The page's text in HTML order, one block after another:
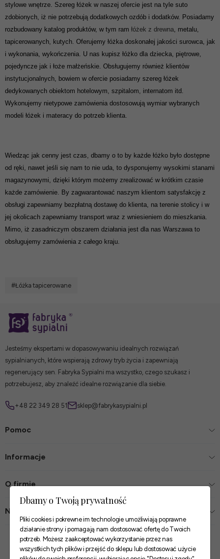
stylowe wnętrze. Szereg łóżek w naszej ofercie jest na tyle suto
zdobionych, iż nie potrzebują dodatkowych ozdób i dodatków. Posiadamy
rozbudowany katalog produktów, w tym ram łóżek z drewna, metalu,
tapicerowanych, kutych. Oferujemy łóżka doskonałej jakości surowca, jak
i wykonania, wykończenia. U nas kupisz łóżko dla dziecka, piętrowe,
pojedyncze jak i łoże małżeńskie. Obsługujemy również klientów
instytucjonalnych, bowiem w ofercie posiadamy szereg łóżek
dedykowanych obiektom hotelowym, szpitalom, internatom itd.
Wykonujemy nietypowe zamówienia dostosowują wymiar wybranych
modeli łóżek i materacy do potrzeb klienta.
Wiedząc jak cenny jest czas, dbamy o to by każde łóżko było dostępne
od ręki, nawet jeśli się nam to nie uda, to dysponujemy wysokimi stanami
magazynowymi, dzięki którym możemy zrealizować w krótkim czasie
każde zamówienie. By zagwarantować naszym klientom satysfakcję z
obsługi zapewniamy bezpłatną dostawę do klienta, na terenie stolicy i w
jej okolicach zapewniamy transport wraz z wniesieniem do mieszkania.
Mimo, iż zasadniczym obszarem działania jest dla nas Warszawa to
obsługujemy zamówienia z całego kraju.
#Łóżka tapicerowane
Jesteśmy ekspertami w dopasowywaniu idealnych rozwiązań
sypialnianych, które wspierają zdrowy tryb życia i zapewniają
regenerujący sen. Fabryka Sypialni ma wszystko, czego szukasz i
potrzebujesz, aby znaleźć idealne rozwiązanie dla siebie.
+48 22 349 28 51 sklep@fabrykasypialni.pl
Pomoc
Informacje
O firmie
Nasze sklepy
Zaufane płatności
Dbamy o Twoją prywatność
Pliki cookies i pokrewne im technologie umożliwiają poprawne
działanie strony i pomagają nam dostosować ofertę do Twoich
potrzeb. Możesz zaakceptować wykorzystanie przez nas
wszystkich tych plików i przejść do sklepu lub dostosować użycie